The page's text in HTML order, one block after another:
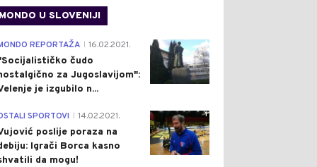
MONDO U SLOVENIJI
4
REPORTAŽA 16.02.2021.
čudo
za Jugoslavijom":
je izgubilo n...
1
SPORTOVI 14.02.2021.
poslije poraza na
Igrači Borca kasno
da mogu!